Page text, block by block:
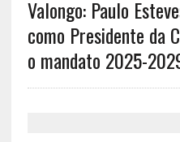
Valongo: Paulo
como Presidente da
o mandato 2025-